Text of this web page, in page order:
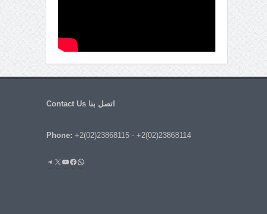
اتصل بنا Contact Us
Phone: +2(02)23868115- +2(02)23868114
واتساب
فيسبوك
يوتيوب
إكستيليجرام